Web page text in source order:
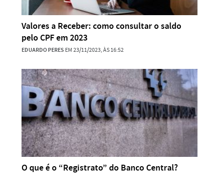
Valores a Receber: como consultar o saldo
pelo CPF em 2023
EDUARDO PERES EM 23/11/2023, ÀS 16:52
O que é o “Registrato” do Banco Central?